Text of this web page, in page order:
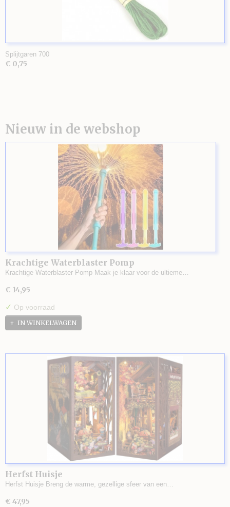
Splijtgaren 700
€ 0,75
Nieuw in de webshop
Krachtige Waterblaster Pomp
Krachtige Waterblaster Pomp Maak je klaar voor de ultieme…
€ 14,95
✓ Op voorraad
IN WINKELWAGEN
Herfst Huisje
Herfst Huisje Breng de warme, gezellige sfeer van een…
€ 47,95